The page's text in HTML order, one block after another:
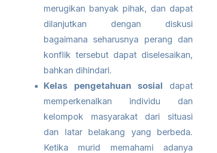
merugikan banyak pihak, dan dapat
dilanjutkan dengan diskusi
bagaimana seharusnya perang dan
konflik tersebut dapat diselesaikan,
bahkan dihindari.
Kelas pengetahuan sosial dapat
memperkenalkan individu dan
kelompok masyarakat dari situasi
dan latar belakang yang berbeda.
Ketika murid memahami adanya